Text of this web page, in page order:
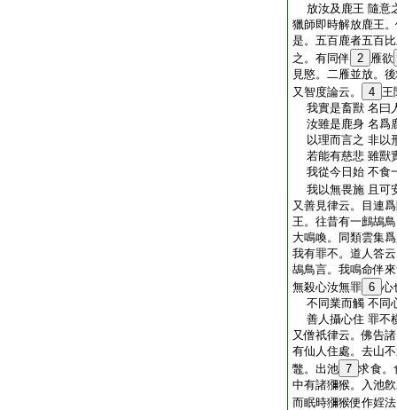
放汝及鹿王 隨意
獵師即時解放鹿王
是。五百鹿者五百
之。有同伴 2 雁欲
見愍。二雁並放。
又智度論云。
4 王
我實是畜獸 名曰
汝雖是鹿身 名爲
以理而言之 非以
若能有慈悲 雖獸
我從今日始 不食
我以無畏施 且可
又善見律云。目連
王。往昔有一鷓鴣
大鳴喚。同類雲集
我有罪不。道人答
鴣鳥言。我鳴命伴
無殺心汝無罪 6 心
不同業而觸 不同
善人攝心住 罪不
又僧祇律云。佛告
有仙人住處。去山
鼈。出池 7 求食。
中有諸獼猴。入池
而眠時獼猴便作婬